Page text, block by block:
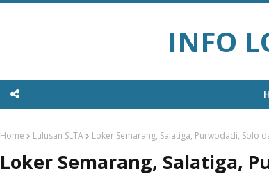
INFO
Home Lulusan SLTA Loker Semarang, Salatiga, Purwodadi, Solo
Loker Semarang, Salatiga,